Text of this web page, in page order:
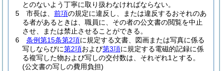
とのないよう丁寧に取り扱わなければならない。
5
市長は、 前項の規定に違反し、または違反するおそれのあ
る者があるときは、職員に、その者の公文書の閲覧を中止
させ、または禁止させることができる。
6
条例第15条第2項に規定する文書、図画または写真に係る
写しならびに第2項および第3項に規定する電磁的記録に係
る複写した物および写しの交付数は、それぞれ1とする。
(公文書の写しの費用負担)